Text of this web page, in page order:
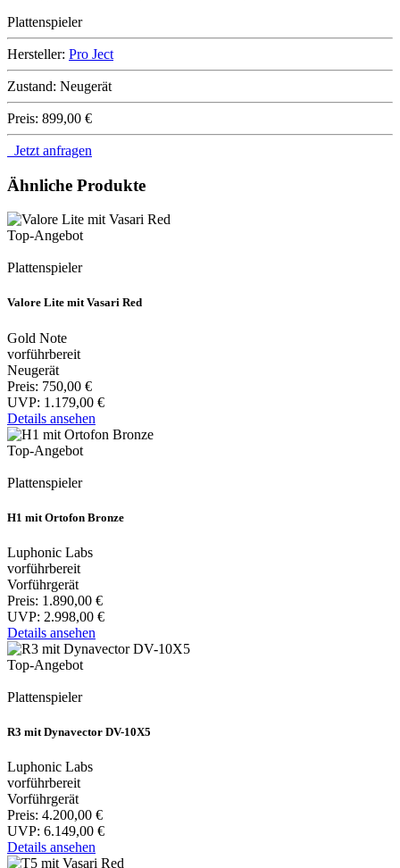
Plattenspieler
Hersteller: Pro Ject
Zustand: Neugerät
Preis: 899,00 €
Jetzt anfragen
Ähnliche Produkte
Top-Angebot
Plattenspieler
Valore Lite mit Vasari Red
Gold Note
vorführbereit
Neugerät
Preis: 750,00 €
UVP: 1.179,00 €
Details ansehen
Top-Angebot
Plattenspieler
H1 mit Ortofon Bronze
Luphonic Labs
vorführbereit
Vorführgerät
Preis: 1.890,00 €
UVP: 2.998,00 €
Details ansehen
Top-Angebot
Plattenspieler
R3 mit Dynavector DV-10X5
Luphonic Labs
vorführbereit
Vorführgerät
Preis: 4.200,00 €
UVP: 6.149,00 €
Details ansehen